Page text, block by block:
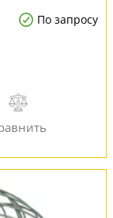
По запросу